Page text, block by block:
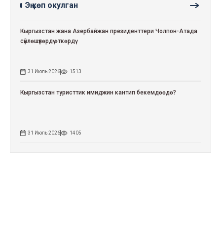
Эң көп окулган
Кыргызстан жана Азербайжан президенттери Чолпон-Атада
сүйлөшүүлөрдү өткөрдү
31 Июль 2026 1513
Кыргызстан туристтик имиджин кантип бекемдөөдө?
31 Июль 2026 1405